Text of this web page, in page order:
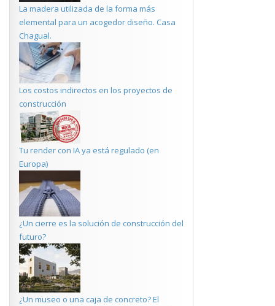
La madera utilizada de la forma más
elemental para un acogedor diseño. Casa
Chagual.
Los costos indirectos en los proyectos de
construcción
Tu render con IA ya está regulado (en
Europa)
¿Un cierre es la solución de construcción del
futuro?
¿Un museo o una caja de concreto? El